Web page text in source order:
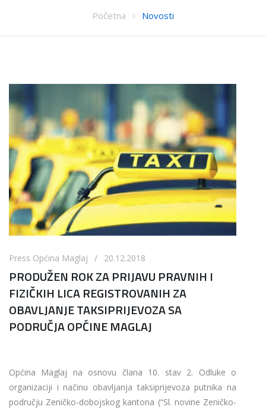
Početna Novosti
Press Općina Maglaj / 20.12.2018
PRODUŽEN ROK ZA PRIJAVU PRAVNIH I
FIZIČKIH LICA REGISTROVANIH ZA
OBAVLJANJE TAKSIPRIJEVOZA SA
PODRUČJA OPĆINE MAGLAJ
Općina Maglaj na osnovu člana 10. stav 2. Odluke o
organizaciji i načinu obavljanja taksiprijevoza putnika na
području Zeničko-dobojskog kantona (“Sl. novine Zeničko-